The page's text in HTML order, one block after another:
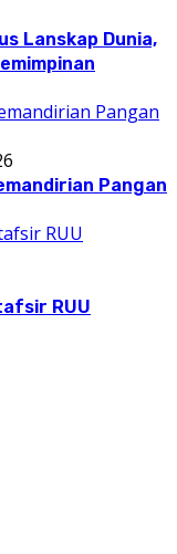
Lanskap Dunia,
Pangan
RUU